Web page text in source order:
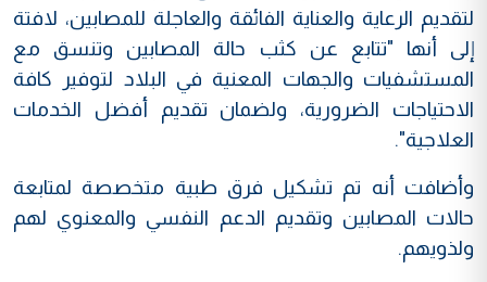
لتقديم الرعاية والعناية الفائقة والعاجلة للمصابين، لافتة
إلى أنها "تتابع عن كثب حالة المصابين وتنسق مع
المستشفيات والجهات المعنية في البلاد لتوفير كافة
الاحتياجات الضرورية، ولضمان تقديم أفضل الخدمات
العلاجية".
وأضافت أنه تم تشكيل فرق طبية متخصصة لمتابعة
حالات المصابين وتقديم الدعم النفسي والمعنوي لهم
ولذويهم.